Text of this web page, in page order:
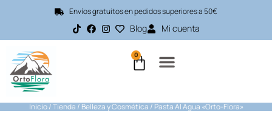
Envíos gratuitos en pedidos superiores a 50€
Blog Mi cuenta
0
Inicio/Tienda / Belleza y Cosmética / Pasta Al Agua «Orto-Flora»